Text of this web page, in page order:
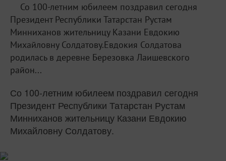
Со 100-летним юбилеем поздравил сегодня
Президент Республики Татарстан Рустам
Минниханов жительницу Казани Евдокию
Михайловну Солдатову.Евдокия Солдатова
родилась в деревне Березовка Лаишевского
район...
Со 100-летним юбилеем поздравил сегодня
Президент Республики Татарстан Рустам
Минниханов жительницу Казани Евдокию
Михайловну Солдатову.